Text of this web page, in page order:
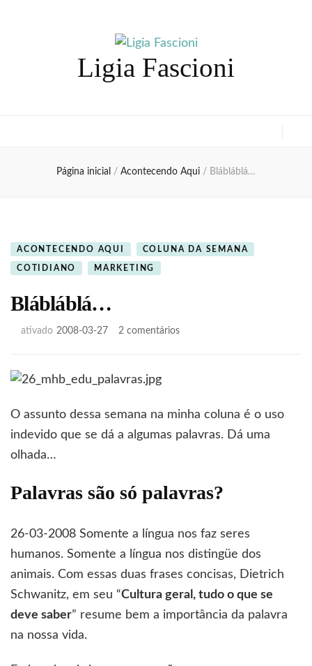
Ligia Fascioni
Página inicial / Acontecendo Aqui / Blábláblá…
ACONTECENDO AQUI COLUNA DA SEMANA
COTIDIANO MARKETING
Blábláblá…
ativado 2008-03-27 2 comentáriosem
O assunto dessa semana na minha coluna é o uso
indevido que se dá a algumas palavras. Dá uma
olhada…
Palavras são só palavras?
26-03-2008 Somente a língua nos faz seres
humanos. Somente a língua nos distingüe dos
animais. Com essas duas frases concisas, Dietrich
Schwanitz, em seu “Cultura geral, tudo o que se
deve saber” resume bem a importância da palavra
na nossa vida.